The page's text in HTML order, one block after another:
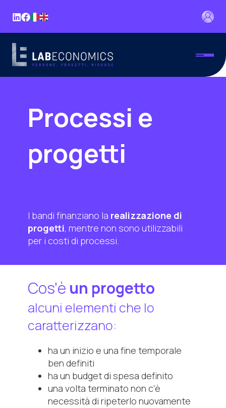
Processi e
progetti
I bandi finanziano la realizzazione di
progetti, mentre non sono utilizzabili
per i costi di processi.
Cos'è un progetto
alcuni elementi che lo
caratterizzano:
ha un inizio e una fine temporale
ben definiti
ha un budget di spesa definito
una volta terminato non c'è
necessità di ripeterlo nuovamente